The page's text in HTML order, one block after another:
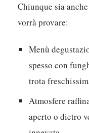
Chiunque sia
vorrà provare:
Menù
spesso con
trota
Atmosfere
aperto o dietro